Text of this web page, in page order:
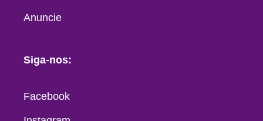
Anuncie
Siga-nos:
Facebook